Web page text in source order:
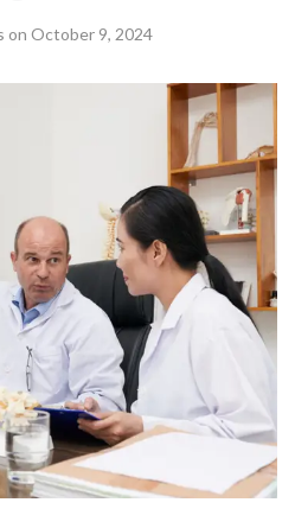
on October 9, 2024